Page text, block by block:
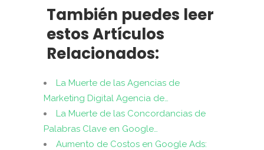
También puedes leer
estos Artículos
Relacionados:
La Muerte de las Agencias de
Marketing Digital Agencia de…
La Muerte de las Concordancias de
Palabras Clave en Google…
Aumento de Costos en Google Ads: